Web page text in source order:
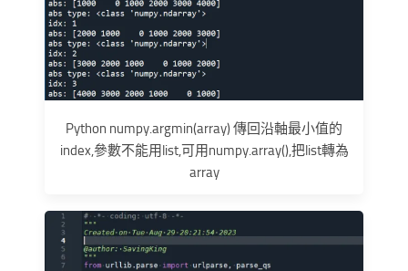
Python numpy.argmin(array) 傳回沿軸最小值的
index,參數不能用list,可用numpy.array(),把list轉為
array